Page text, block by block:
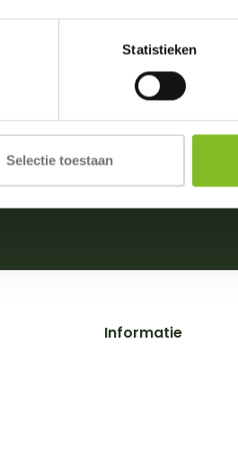
Statistieken
Selectie toestaan
Beoordelingen
4,8
6 Google
Informatie